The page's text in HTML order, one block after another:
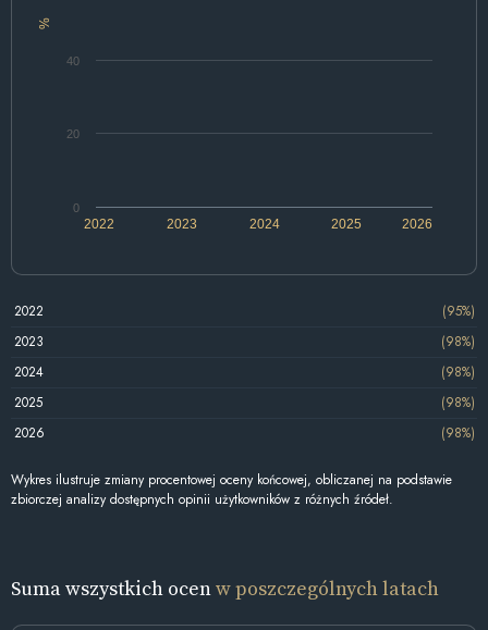
%
2022 2024 2026
2023 2025
0
20
40
2022
(95%)
2023
(98%)
2024
(98%)
2025
(98%)
2026
(98%)
Wykres ilustruje zmiany procentowej oceny końcowej, obliczanej na podstawie
zbiorczej analizy dostępnych opinii użytkowników z różnych źródeł.
Suma wszystkich ocenw poszczególnych latach